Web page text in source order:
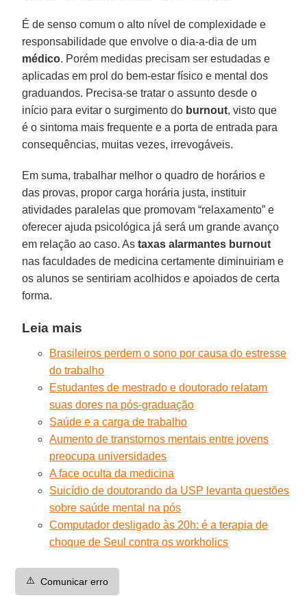
É de senso comum o alto nível de complexidade e
responsabilidade que envolve o dia-a-dia de um
médico. Porém medidas precisam ser estudadas e
aplicadas em prol do bem-estar físico e mental dos
graduandos. Precisa-se tratar o assunto desde o
início para evitar o surgimento do burnout, visto que
é o sintoma mais frequente e a porta de entrada para
consequências, muitas vezes, irrevogáveis.
Em suma, trabalhar melhor o quadro de horários e
das provas, propor carga horária justa, instituir
atividades paralelas que promovam “relaxamento” e
oferecer ajuda psicológica já será um grande avanço
em relação ao caso. Astaxas alarmantes burnout
nas faculdades de medicina certamente diminuiriam e
os alunos se sentiriam acolhidos e apoiados de certa
forma.
Leia mais
Brasileiros perdem o sono por causa do estresse
do trabalho
Estudantes de mestrado e doutorado relatam
suas dores na pós-graduação
Saúde e a carga de trabalho
Aumento de transtornos mentais entre jovens
preocupa universidades
A face oculta da medicina
Suicídio de doutorando da USP levanta questões
sobre saúde mental na pós
Computador desligado às 20h: é a terapia de
choque de Seul contra os workholics
⚠️ Comunicar erro